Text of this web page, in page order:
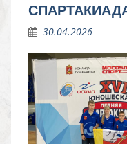
30.04.2026